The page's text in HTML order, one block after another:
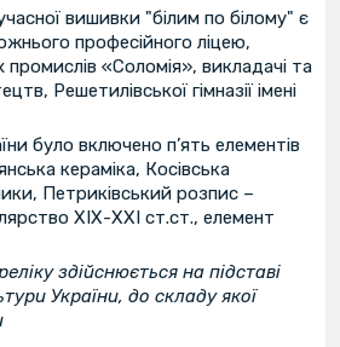
вишивки "білим по білому" є
професійного ліцею,
«Соломія», викладачі та
Решетилівської гімназії імені
було включено п’ять елементів
кераміка, Косівська
Петриківський розпис –
ХІХ-ХХІ ст.ст., елемент
здійснюється на підставі
України, до складу якої